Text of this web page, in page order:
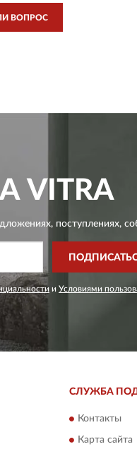
ВОПРОС
VITRA
поступлениях,
и Условиями
СЛУЖБА
Контакты
Карта сайта